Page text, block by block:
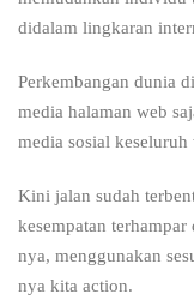
didalam lingkaran
Perkembangan dunia
media halaman web
media sosial keseluruh
Kini jalan sudah
kesempatan
nya, menggunakan
nya kita action.